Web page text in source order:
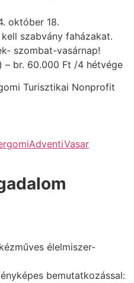
október 18.
szabvány faházakat.
szombat-vasárnap!
– br. 60.000 Ft /4 hétvége
Turisztikai Nonprofit
élelmiszer-
bemutatkozással: